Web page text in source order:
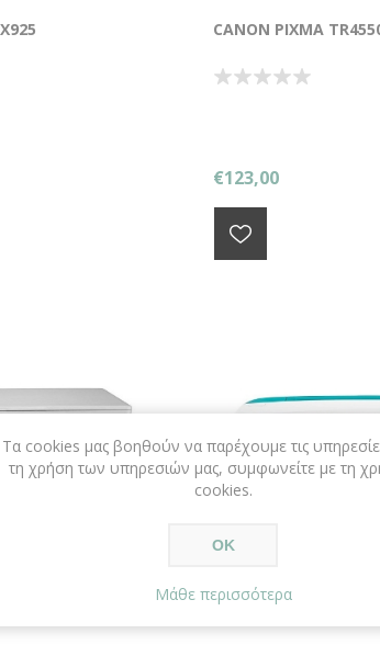
CANON PIXMA
€123,00
Τα cookies μας βοηθούν να παρέχουμε τις
τη χρήση των υπηρεσιών μας, συμφωνείτε με τη
cookies.
ΟΚ
Μάθε περισσότερα